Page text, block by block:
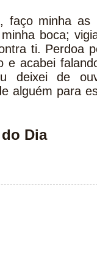
faço minha
boca;
ti. Perdoa
e acabei
deixei de
alguém para
Dia